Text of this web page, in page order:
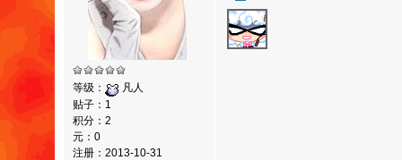
等级：
凡人
贴子：1
积分：2
元：0
注册：2013-10-31